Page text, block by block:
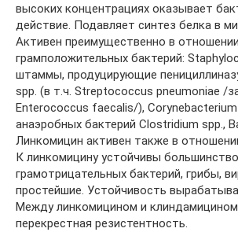
высоких концентрациях оказывает
действие. Подавляет синтез белка в
Активен преимущественно в
грамположительных бактерий:
штаммы, продуцирующие
spp. (в т.ч. Streptococcus pneumoniae /
Enterococcus faecalis/), Corynebacterium
анаэробных бактерий Clostridium spp.,
Линкомицин активен также в
К линкомицину устойчивы большинство
грамотрицательных бактерий, грибы,
простейшие. Устойчивость
Между линкомицином и
перекрестная резистентность.